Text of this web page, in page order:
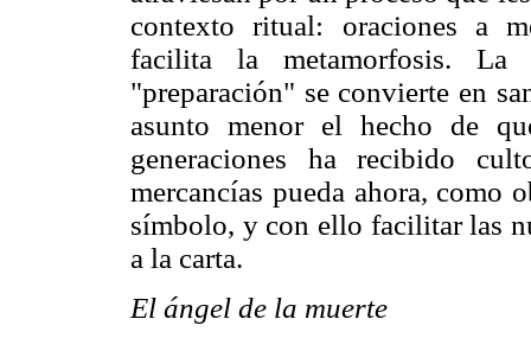
contexto ritual: oraciones a
facilita la metamorfosis. La
"preparación" se convierte en
asunto menor el hecho de
generaciones ha recibido
mercancías pueda ahora, como
símbolo, y con ello facilitar las
a la carta.
El ángel de la muerte